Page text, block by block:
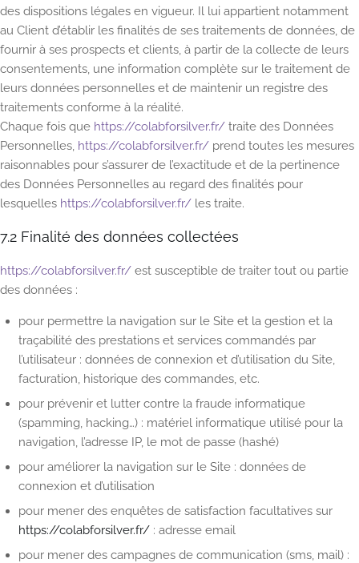
des dispositions légales en vigueur. Il lui appartient notamment
au Client d’établir les finalités de ses traitements de données, de
fournir à ses prospects et clients, à partir de la collecte de leurs
consentements, une information complète sur le traitement de
leurs données personnelles et de maintenir un registre des
traitements conforme à la réalité.
Chaque fois que https://colabforsilver.fr/ traite des Données
Personnelles, https://colabforsilver.fr/ prend toutes les mesures
raisonnables pour s’assurer de l’exactitude et de la pertinence
des Données Personnelles au regard des finalités pour
lesquelles https://colabforsilver.fr/ les traite.
7.2 Finalité des données collectées
https://colabforsilver.fr/ est susceptible de traiter tout ou partie
des données :
pour permettre la navigation sur le Site et la gestion et la
traçabilité des prestations et services commandés par
l’utilisateur : données de connexion et d’utilisation du Site,
facturation, historique des commandes, etc.
pour prévenir et lutter contre la fraude informatique
(spamming, hacking…) : matériel informatique utilisé pour la
navigation, l’adresse IP, le mot de passe (hashé)
pour améliorer la navigation sur le Site : données de
connexion et d’utilisation
pour mener des enquêtes de satisfaction facultatives sur
https://colabforsilver.fr/: adresse email
pour mener des campagnes de communication (sms, mail) :